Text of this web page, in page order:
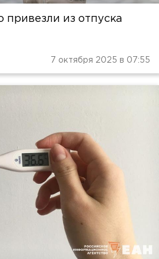
привезли из отпуска
7 октября 2025 в 07:55